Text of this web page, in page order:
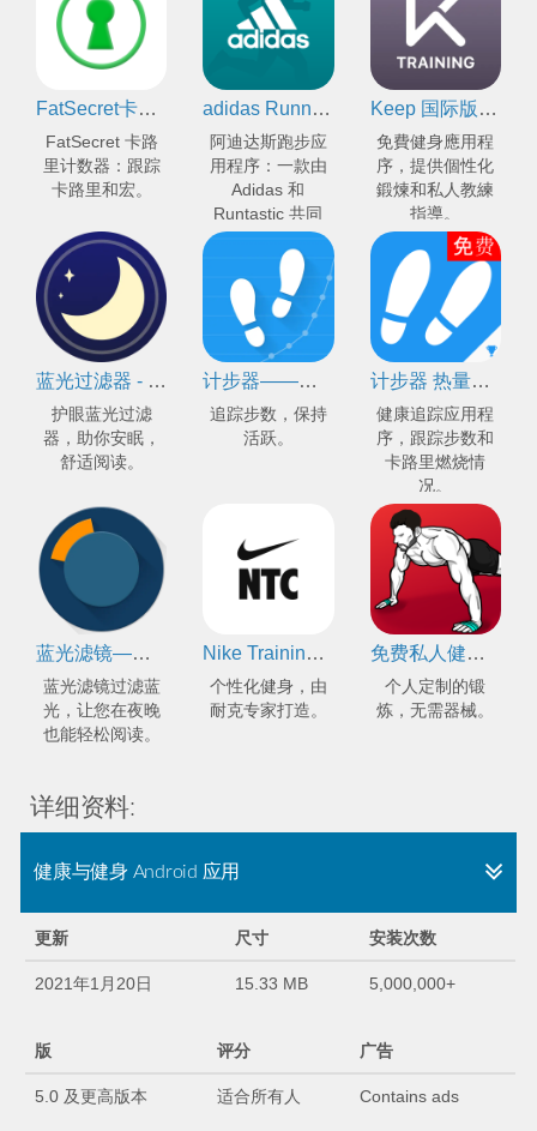
的手機程式，它
能追蹤月經週
期、排卵期和生
數據。
app。
FatSecret卡路里计算器
FatSecret 卡路
里计数器：跟踪
卡路里和宏。
adidas Running by Runtastic：运动助手 训练计划 跑步健身app
阿迪达斯跑步应
用程序：一款由
Adidas 和
Runtastic 共同
开发的健身应用
程序。
Keep 国际版 - 家庭健身助手 & 免费私人教练
免費健身應用程
序，提供個性化
鍛煉和私人教練
指導。
蓝光过滤器 - 免费蓝光护目镜，缓减疲劳，帮助睡眠，舒适阅读电子书
护眼蓝光过滤
器，助你安眠，
舒适阅读。
计步器——步数测量器
追踪步数，保持
活跃。
计步器 热量计数器
健康追踪应用程
序，跟踪步数和
卡路里燃烧情
况。
蓝光滤镜——消除头疼的夜间模式
蓝光滤镜过滤蓝
光，让您在夜晚
也能轻松阅读。
Nike Training Club –训练/健身计划
个性化健身，由
耐克专家打造。
免费私人健身教练 - 无需器械
个人定制的锻
炼，无需器械。
详细资料:
健康与健身 Android 应用
更新 尺寸 安装次数
2021年1月20日 15.33 MB 5,000,000+
版 评分 广告
5.0 及更高版本 适合所有人 Contains ads